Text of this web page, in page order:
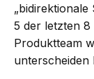
5 der letzten 8
Produktteam
unterscheiden